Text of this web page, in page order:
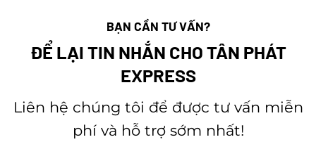
BẠN CẦN TƯ VẤN?
ĐỂ LẠI TIN NHẮN CHO TÂN PHÁT
EXPRESS
Liên hệ chúng tôi để được tư vấn miễn
phí và hỗ trợ sớm nhất!